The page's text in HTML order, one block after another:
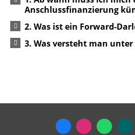
Anschlussfinanzierung
2. Was ist ein Forward-
3. Was versteht man